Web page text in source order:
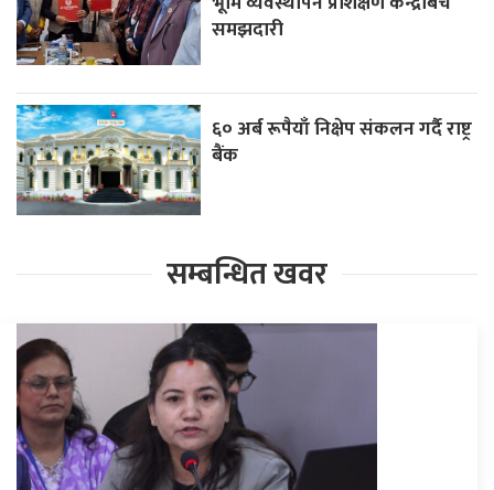
समझदारी
६० अर्ब रूपैयाँ निक्षेप संकलन गर्दै राष्ट्र
बैंक
सम्बन्धित खवर